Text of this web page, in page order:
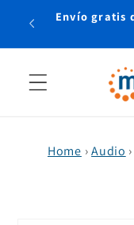
directamente
Envío gratis
Home ›Audio ›